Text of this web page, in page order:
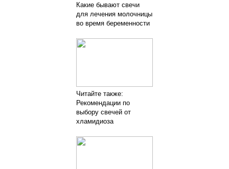
Какие бывают свечи
для лечения молочницы
во время беременности
Читайте также:
Рекомендации по
выбору свечей от
хламидиоза